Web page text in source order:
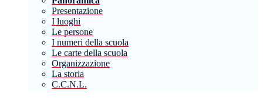
Presentazione
I luoghi
Le persone
I numeri della scuola
Le carte della scuola
Organizzazione
La storia
C.C.N.L.